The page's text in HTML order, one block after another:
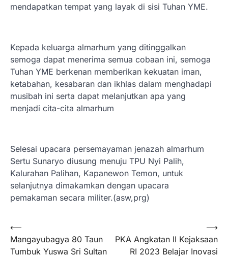
mendapatkan tempat yang layak di sisi Tuhan YME.
Kepada keluarga almarhum yang ditinggalkan
semoga dapat menerima semua cobaan ini, semoga
Tuhan YME berkenan memberikan kekuatan iman,
ketabahan, kesabaran dan ikhlas dalam menghadapi
musibah ini serta dapat melanjutkan apa yang
menjadi cita-cita almarhum
Selesai upacara persemayaman jenazah almarhum
Sertu Sunaryo diusung menuju TPU Nyi Palih,
Kalurahan Palihan, Kapanewon Temon, untuk
selanjutnya dimakamkan dengan upacara
pemakaman secara militer.(asw,prg)
Navigasi
pos
⟵
Mangayubagya 80 Taun
Tumbuk Yuswa Sri Sultan
PKA Angkatan II Kejaksaan
RI 2023 Belajar Inovasi
⟶